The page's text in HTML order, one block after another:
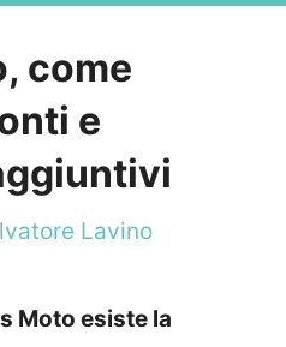
come
e
Lavino
Moto esiste la